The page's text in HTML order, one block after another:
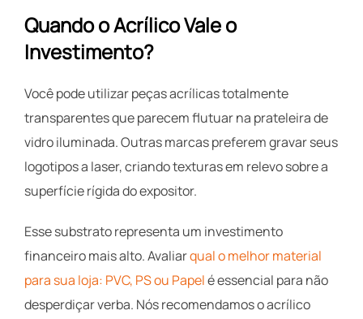
Quando o Acrílico Vale o
Investimento?
Você pode utilizar peças acrílicas totalmente
transparentes que parecem flutuar na prateleira de
vidro iluminada. Outras marcas preferem gravar seus
logotipos a laser, criando texturas em relevo sobre a
superfície rígida do expositor.
Esse substrato representa um investimento
financeiro mais alto. Avaliarqual o melhor material
para sua loja: PVC, PS ou Papelé essencial para não
desperdiçar verba. Nós recomendamos o acrílico